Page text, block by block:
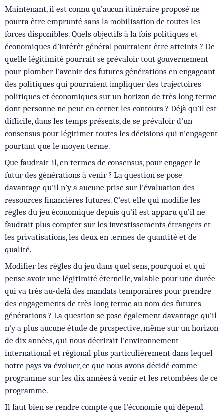
Maintenant, il est connu qu’aucun itinéraire proposé ne
pourra être emprunté sans la mobilisation de toutes les
forces disponibles. Quels objectifs à la fois politiques et
économiques d’intérêt général pourraient être atteints ? De
quelle légitimité pourrait se prévaloir tout gouvernement
pour plomber l’avenir des futures générations en engageant
des politiques qui pourraient impliquer des trajectoires
politiques et économiques sur un horizon de très long terme
dont personne ne peut en cerner les contours ? Déjà qu’il est
difficile, dans les temps présents, de se prévaloir d’un
consensus pour légitimer toutes les décisions qui n’engagent
pourtant que le moyen terme.
Que faudrait-il, en termes de consensus, pour engager le
futur des générations à venir ? La question se pose
davantage qu’il n’y a aucune prise sur l’évaluation des
ressources financières futures. C’est elle qui modifie les
règles du jeu économique depuis qu’il est apparu qu’il ne
faudrait plus compter sur les investissements étrangers et
les privatisations, les deux en termes de quantité et de
qualité.
Modifier les règles du jeu dans quel sens, pourquoi et qui
pense avoir une légitimité éternelle, valable pour une durée
qui va très au-delà des mandats temporaires pour prendre
des engagements de très long terme au nom des futures
générations ? La question se pose également davantage qu’il
n’y a plus aucune étude de prospective, même sur un horizon
de dix années, qui nous décrirait l’environnement
international et régional plus particulièrement dans lequel
notre pays va évoluer, ce que nous avons décidé comme
programme sur les dix années à venir et les retombées de ce
programme.
Il faut bien se rendre compte que l’économie qui dépend